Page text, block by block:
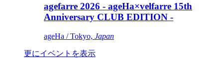
agefarre 2026 - ageHa×velfarre 15th
Anniversary CLUB EDITION -
ageHa / Tokyo, Japan
更にイベントを表示